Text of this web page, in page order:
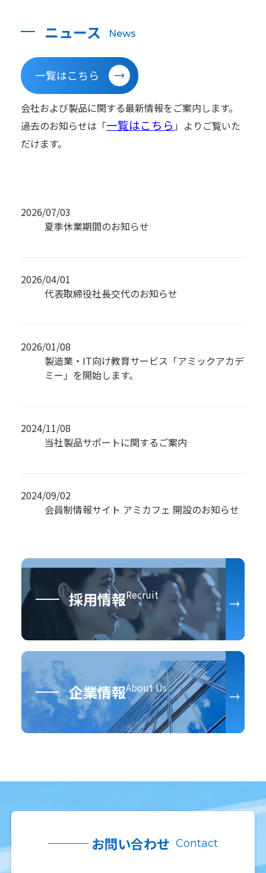
ニュース News
一覧はこちら
会社および製品に関する最新情報をご案内します。
過去のお知らせは「一覧はこちら 」よりご覧いた
だけます。
2026/07/03
夏季休業期間のお知らせ
2026/04/01
代表取締役社長交代のお知らせ
2026/01/08
製造業・IT向け教育サービス「アミックアカデ
ミー」を開始します。
2024/11/08
当社製品サポートに関するご案内
2024/09/02
会員制情報サイト アミカフェ 開設のお知らせ
採用情報Recruit
企業情報About Us
お問い合わせ Contact